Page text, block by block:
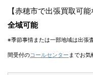
【赤穂市で出張買取可
全域可能
※季節事情または一部地域は出張
間受付のコールセンター までお気